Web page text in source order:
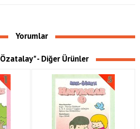
Yorumlar
- Diğer Ürünler